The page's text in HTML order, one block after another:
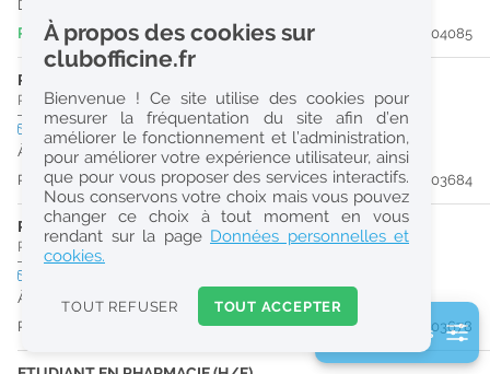
Réinitialiser
2
0
k
Consulter les offres de la France d'outre-mer
Dès que possible
Publiée il y a 3 jour(s)
#204085
PHARMACIEN (H/F)
Pharmacie d'Officine|73100 Aix-Les-Bains
temps plein
À partir du 30/10/26
Publiée il y a 9 jour(s)
#203684
PHARMACIEN (H/F)
Pharmacie d'Officine 73100 Aix-Les-Bains
À partir du 29/10/26
Publiée il y a 9 jour(s)
#203678
2 filtre(s) actifs
À propos des cookies sur
clubofficine.fr
Bienvenue ! Ce site utilise des cookies pour
mesurer la fréquentation du site afin d’en
améliorer le fonctionnement et l’administration,
pour améliorer votre expérience utilisateur, ainsi
que pour vous proposer des services interactifs.
Nous conservons votre choix mais vous pouvez
changer ce choix à tout moment en vous
rendant sur la page Données personnelles et
cookies.
TOUT REFUSER TOUT ACCEPTER